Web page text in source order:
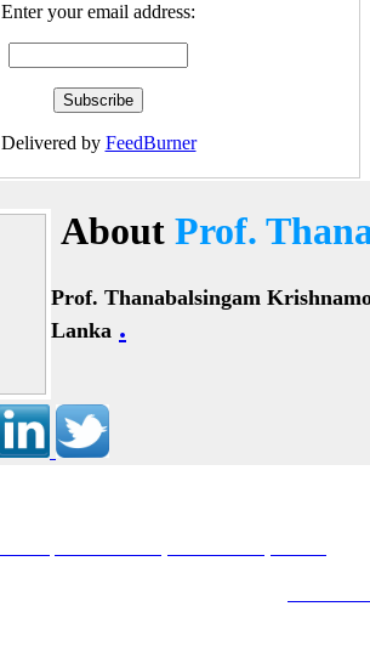
Enter your email address:
Delivered by FeedBurner
About Prof.
Prof. Thanabalsingam
Lanka .